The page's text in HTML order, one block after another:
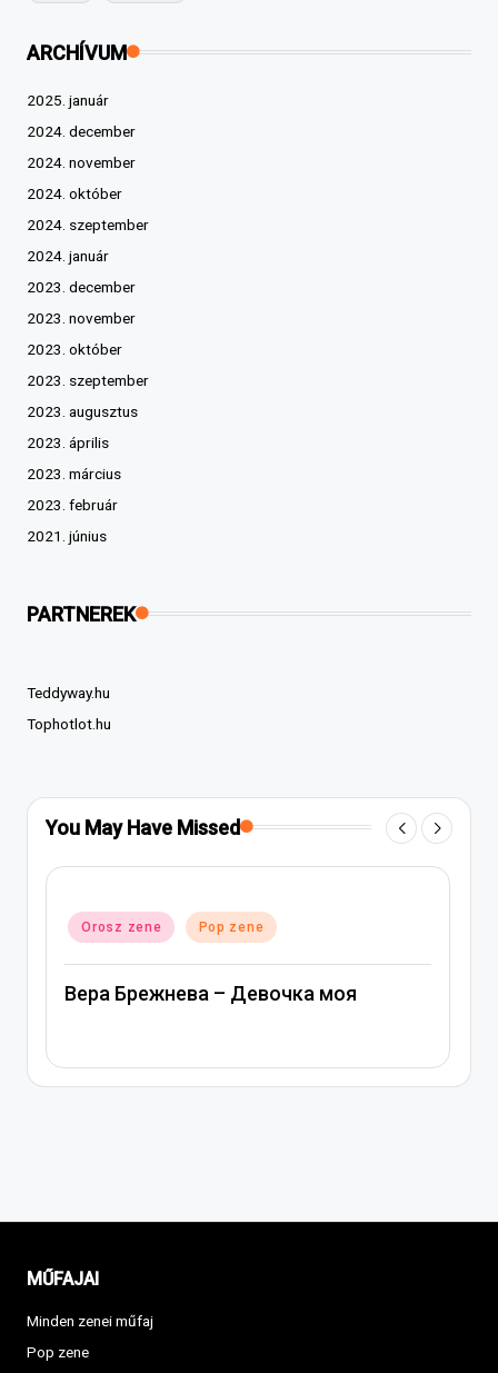
ARCHÍVUM
2025. január
2024. december
2024. november
2024. október
2024. szeptember
2024. január
2023. december
2023. november
2023. október
2023. szeptember
2023. augusztus
2023. április
2023. március
2023. február
2021. június
PARTNEREK
Teddyway.hu
Tophotlot.hu
You May Have Missed
Posted
in
Orosz zene Pop zene
Вера Брежнева – Девочка моя
MŰFAJAI
Minden zenei műfaj
Pop zene